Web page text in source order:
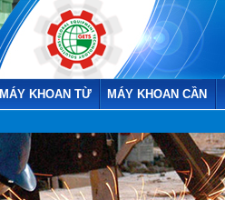
MÁY KHOAN TỪ MÁY KHOAN CẦN